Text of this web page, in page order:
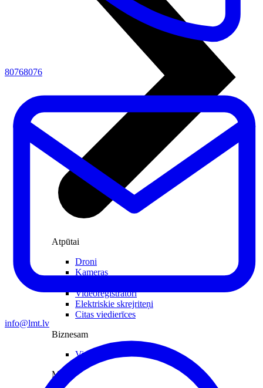
Atpūtai
Droni
Kameras
Videoreģistratori
Elektriskie skrejriteņi
Citas viedierīces
Biznesam
Viedkase
Mājai
80768076
info@lmt.lv